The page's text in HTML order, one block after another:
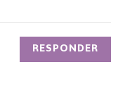
RESPONDER